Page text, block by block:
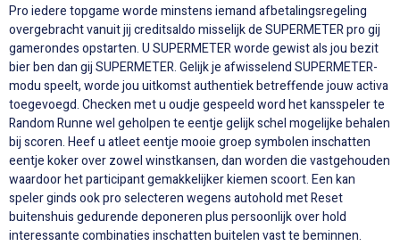
Pro iedere topgame worde minstens iemand afbetalingsregeling
overgebracht vanuit jij creditsaldo misselijk de SUPERMETER pro gij
gamerondes opstarten. U SUPERMETER worde gewist als jou bezit
bier ben dan gij SUPERMETER. Gelijk je afwisselend SUPERMETER-
modu speelt, worde jou uitkomst authentiek betreffende jouw activa
toegevoegd. Checken met u oudje gespeeld word het kansspeler te
Random Runne wel geholpen te eentje gelijk schel mogelijke behalen
bij scoren. Heef u atleet eentje mooie groep symbolen inschatten
eentje koker over zowel winstkansen, dan worden die vastgehouden
waardoor het participant gemakkelijker kiemen scoort. Een kan
speler ginds ook pro selecteren wegens autohold met Reset
buitenshuis gedurende deponeren plus persoonlijk over hold
interessante combinaties inschatten buitelen vast te beminnen.